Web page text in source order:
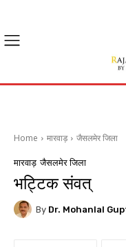
Home मारवाड़ जैसलमेर जिला
मारवाड़ जैसलमेर जिला
भट्टिक संवत्
By Dr. Mohanlal